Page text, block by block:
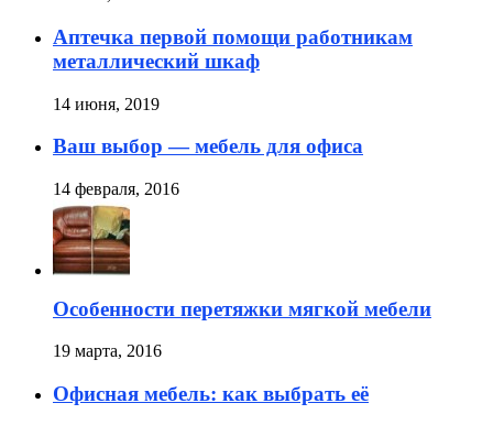
Аптечка первой помощи работникам
металлический шкаф
14 июня, 2019
Ваш выбор — мебель для офиса
14 февраля, 2016
Особенности перетяжки мягкой мебели
19 марта, 2016
Офисная мебель: как выбрать её